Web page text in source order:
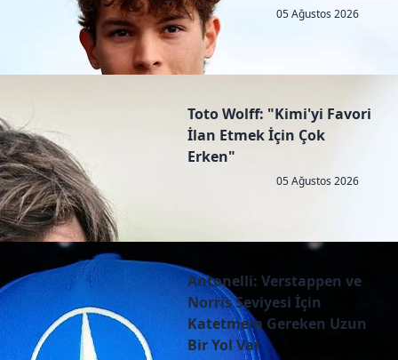
05 Ağustos 2026
Toto Wolff: "Kimi'yi Favori
İlan Etmek İçin Çok
Erken"
05 Ağustos 2026
Antonelli: Verstappen ve
Norris Seviyesi İçin
Katetmem Gereken Uzun
Bir Yol Var